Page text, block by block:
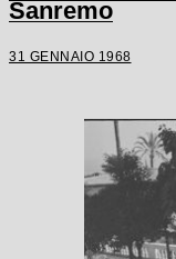
Sanremo
31 GENNAIO 1968